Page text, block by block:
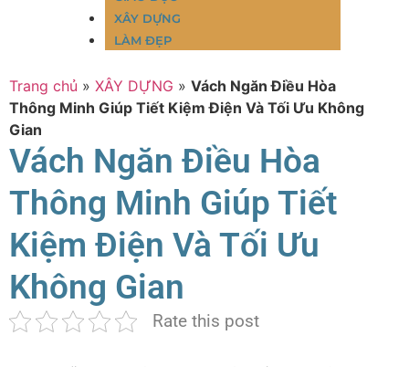
XÂY DỰNG
LÀM ĐẸP
Trang chủ » XÂY DỰNG » Vách Ngăn Điều Hòa
Thông Minh Giúp Tiết Kiệm Điện Và Tối Ưu Không
Gian
Vách Ngăn Điều Hòa
Thông Minh Giúp Tiết
Kiệm Điện Và Tối Ưu
Không Gian
Rate this post